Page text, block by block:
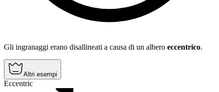
Gli ingranaggi erano disallineati a causa di un albero eccentrico.
Altri esempi
Eccentric